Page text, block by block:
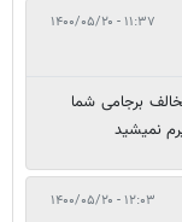
۱۱:۳۷ - ۱۴۰۰/۰۵/۲۰
برجامی شما
نمیشید
۱۲:۰۳ - ۱۴۰۰/۰۵/۲۰